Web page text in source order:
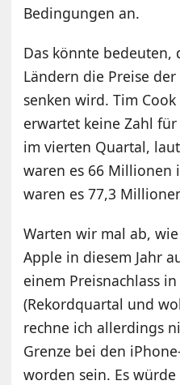
Bedingungen an.
Das könnte bedeuten,
Ländern die Preise
senken wird. Tim
erwartet keine Zahl
im vierten Quartal,
waren es 66 Millionen
waren es 77,3
Warten wir mal ab,
Apple in diesem Jahr
einem Preisnachlass
(Rekordquartal und
rechne ich allerdings
Grenze bei den
worden sein. Es